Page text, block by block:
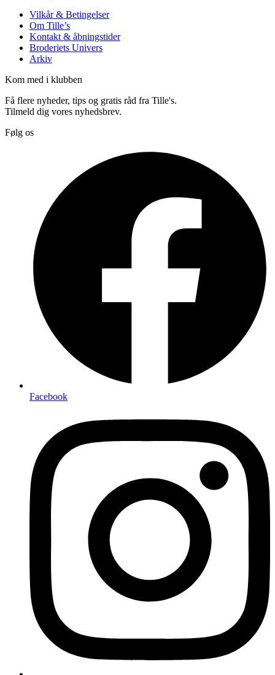
Vilkår & Betingelser
Om Tille’s
Kontakt & åbningstider
Broderiets Univers
Arkiv
Kom med i klubben
Få flere nyheder, tips og gratis råd fra Tille's.
Tilmeld dig vores nyhedsbrev.
Følg os
Facebook